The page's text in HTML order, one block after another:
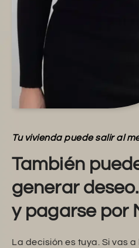
Tu vivienda puede salir al
También
generar
y pagarse por
La decisión es tuya. Si vas